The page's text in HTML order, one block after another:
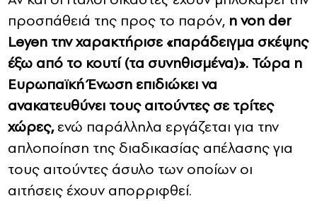
προσπάθειά της προς το παρόν, η von der
Leyen την χαρακτήρισε «παράδειγμα σκέψης
έξω από το κουτί (τα συνηθισμένα)». Τώρα η
Ευρωπαϊκή Ένωση επιδιώκει να
ανακατευθύνει τους αιτούντες σε τρίτες
χώρες,ενώ παράλληλα εργάζεται για την
απλοποίηση της διαδικασίας απέλασης για
τους αιτούντες άσυλο των οποίων οι
αιτήσεις έχουν απορριφθεί.